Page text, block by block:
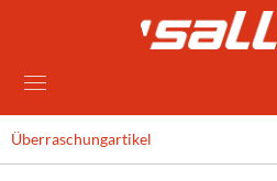
Überraschungartikel